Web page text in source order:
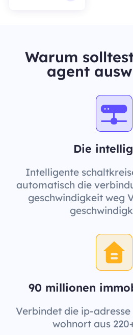
Warum
agent
Die
Intelligente
automatisch die
geschwindigkeit weg
90 millionen
Verbindet die ip-
wohnort aus